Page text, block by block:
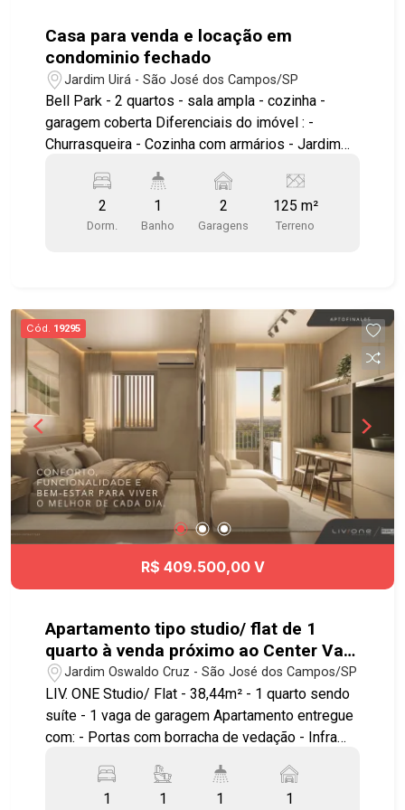
Casa para venda e locação em
condominio fechado
Jardim Uirá - São José dos Campos/SP
Bell Park - 2 quartos - sala ampla - cozinha -
garagem coberta Diferenciais do imóvel : -
Churrasqueira - Cozinha com armários - Jardim
localização, facil acesso as principais vias da
2
Dorm.
1
Banho
2
Garagens
125 m²
Terreno
Cód. 19295
R$ 409.500,00 V
Apartamento tipo studio/ flat de 1
quarto à venda próximo ao Center Vale
em São José dos Campos | Liv.One
Jardim Oswaldo Cruz - São José dos Campos/SP
LIV. ONE Studio/ Flat - 38,44m² - 1 quarto sendo
suíte - 1 vaga de garagem Apartamento entregue
com: - Portas com borracha de vedação - Infra
- Área de serviço integrada a varanda - Ponto
elétrico para churrasqueira grill - Janela com
1 1 1 1